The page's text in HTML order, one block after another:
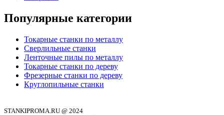
Популярные категории
Токарные станки по металлу
Сверлильные станки
Ленточные пилы по металлу
Токарные станки по дереву
Фрезерные станки по дереву
Круглопильные станки
STANKIPROMA.RU @ 2024